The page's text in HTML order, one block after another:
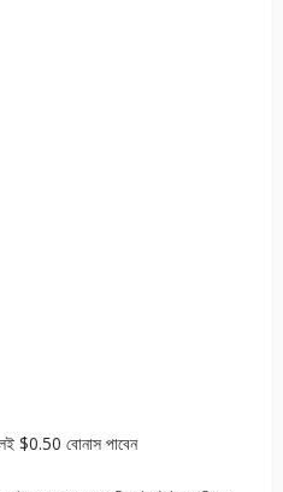
$0.50 বোনাস পাবেন